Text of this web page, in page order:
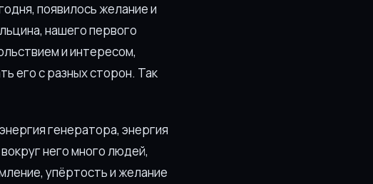
появилось желание и
нашего первого
и интересом,
его с разных сторон. Так
генератора, энергия
него много людей,
упёртость и желание